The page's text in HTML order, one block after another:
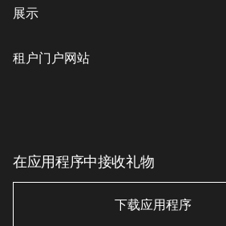
儿童商品
家居用品
格魯吉亞菜
素食主義者/素食主義者
客户服务
儿童服务
展示
租户门户网站
在应用程序中接收礼物
下载应用程序